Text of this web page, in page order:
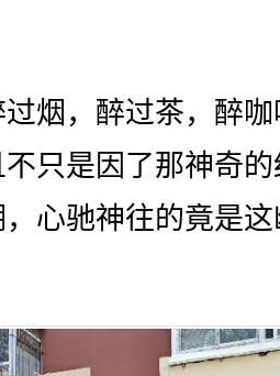
，醉过茶，醉咖
只是因了那神奇
心驰神往的竟是